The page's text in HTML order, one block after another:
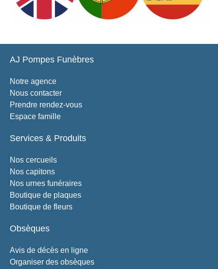
AJ Pompes Funèbres
Notre agence
Nous contacter
Prendre rendez-vous
Espace famille
Services & Produits
Nos cercueils
Nos capitons
Nos urnes funéraires
Boutique de plaques
Boutique de fleurs
Obsèques
Avis de décès en ligne
Organiser des obsèques